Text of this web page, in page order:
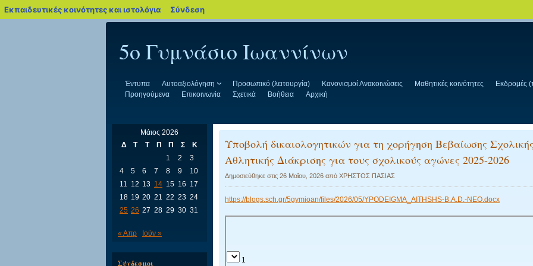
5ο Γυμνάσιο Ιωαννίνων
Έντυπα Αυτοαξιολόγηση Προσωπικό (λειτουργία) Κανονισμοί Ανακοινώσεις Μαθητικές κοινότητες
Εκδρομές
Προηγούμενα
Επικοινωνία Σχετικά Βοήθεια Αρχική
Υποβολή δικαιολογητικών για τη χορήγηση Βεβαίωσης Σχολικής
Αθλητικής Διάκρισης για τους σχολικούς αγώνες 2025-2026
Δημοσιεύθηκε στις26 Μαΐου, 2026 απόΧΡΗΣΤΟΣ ΠΑΣΙΑΣ
https://blogs.sch.gr/5gymioan/files/2026/05/YPODEIGMA_AITHSHS-B.A.D.-NEO.docx
Μάιος 2026
Δ
Τ Τ Π Π Σ
Κ
1
2
3
4
5 6 7 8 9
10
11
12 13 14 15 16 17
18 19 20 21 22 23 24
25 26 27 28 29 30 31
« Απρ Ιούν »
Σύνδεσμοι
Εκπαιδευτικές κοινότητες και ιστολόγια blogs.sch.gr
Σύνδεση